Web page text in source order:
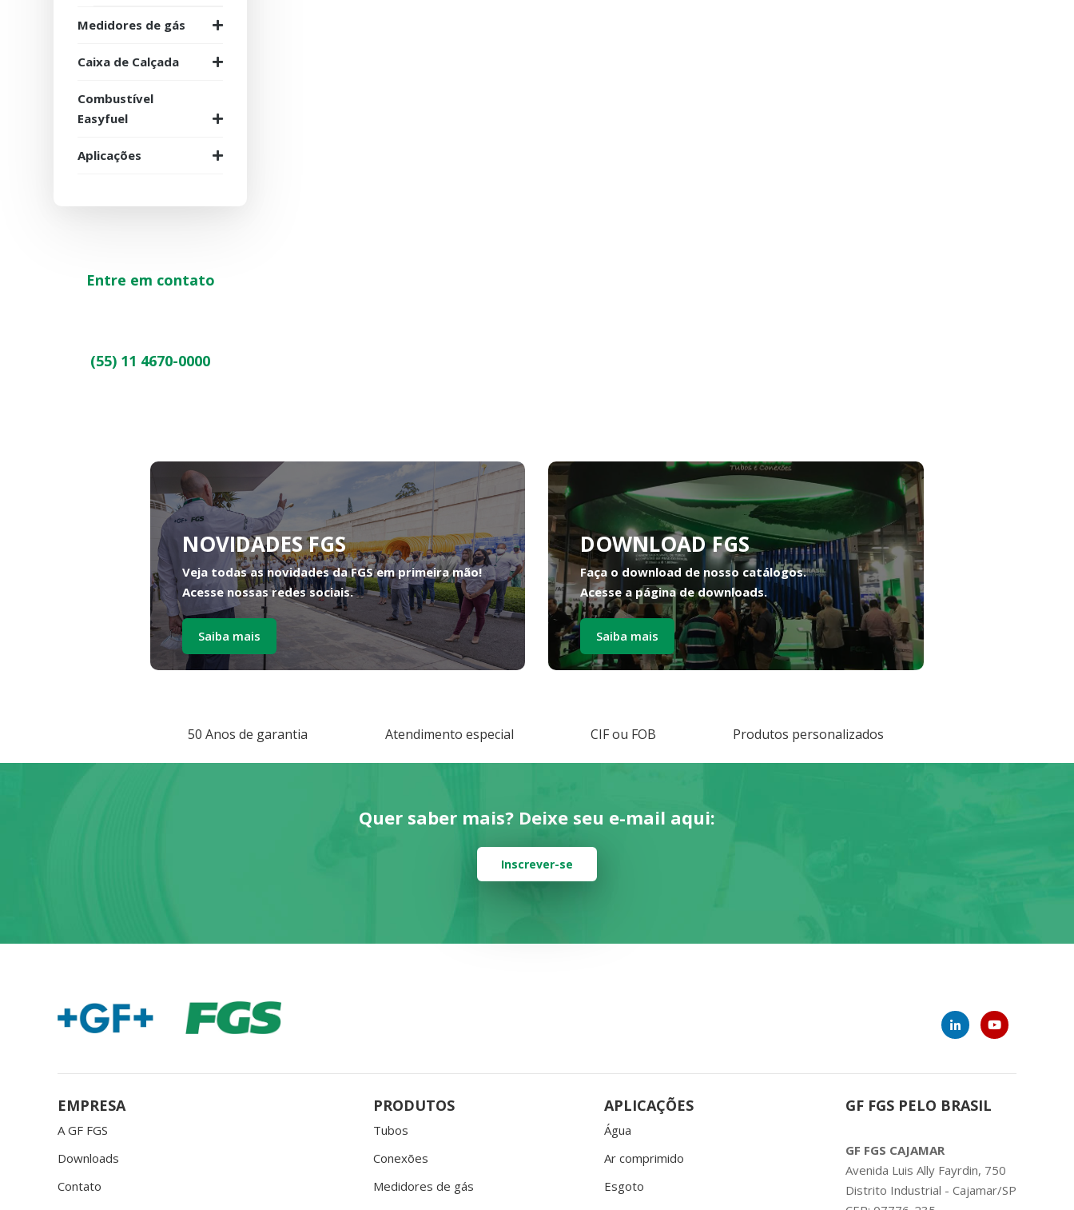
Medidores de gás
Caixa de Calçada
Combustível
Easyfuel
Aplicações
Entre em contato
(55) 11 4670-0000
NOVIDADES FGS
Veja todas as novidades da FGS em primeira mão!
Acesse nossas redes sociais.
Saiba mais
DOWNLOAD FGS
Faça o download de nosso catálogos.
Acesse a página de downloads.
Saiba mais
50 Anos de garantia Atendimento especial CIF ou FOB Produtos personalizados
Quer saber mais? Deixe seu e-mail aqui:
Inscrever-se
EMPRESA
A GF FGS
Downloads
Contato
PRODUTOS
Tubos
Conexões
Medidores de gás
APLICAÇÕES
Água
Ar comprimido
Esgoto
GF FGS PELO BRASIL
GF FGS CAJAMAR
Avenida Luis Ally Fayrdin, 750
Distrito Industrial - Cajamar/SP